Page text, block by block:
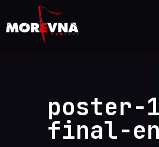
poster-
final-